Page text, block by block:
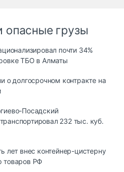
опасные грузы
почти 34%
ТБО в Алматы
о долгосрочном контракте на
Посадский
232 тыс. куб.
лет внес контейнер-цистерну
товаров РФ